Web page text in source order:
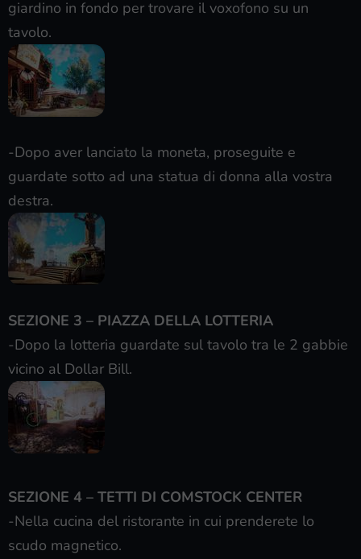
giardino in fondo per trovare il voxofono su un
tavolo.
-Dopo aver lanciato la moneta, proseguite e
guardate sotto ad una statua di donna alla vostra
destra.
SEZIONE 3 – PIAZZA DELLA LOTTERIA
-Dopo la lotteria guardate sul tavolo tra le 2 gabbie
vicino al Dollar Bill.
SEZIONE 4 – TETTI DI COMSTOCK CENTER
-Nella cucina del ristorante in cui prenderete lo
scudo magnetico.